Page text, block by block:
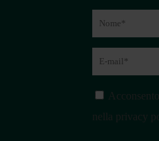
nella privacy